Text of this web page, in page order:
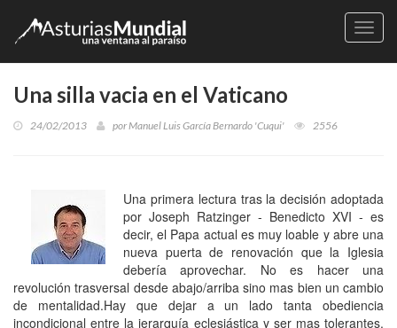
Una silla vacia en el Vaticano
24/02/2013 porManuel Luis García Bernardo 'Cuqui' 2556
Una primera lectura tras la decisión adoptada
por Joseph Ratzinger - Benedicto XVI - es
decir, el Papa actual es muy loable y abre una
nueva puerta de renovación que la Iglesia
debería aprovechar. No es hacer una
revolución trasversal desde abajo/arriba sino mas bien un cambio
de mentalidad.Hay que dejar a un lado tanta obediencia
incondicional entre la jerarquía eclesiástica y ser mas tolerantes.